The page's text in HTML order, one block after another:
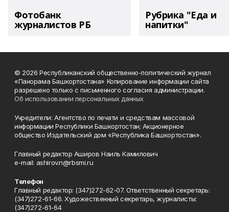
Фотобанк
журналистов РБ
Рубрика "Еда и
напитки"
© 2026 Республиканский общественно-политический журнал
«Панорама Башкортостана» Копирование информации сайта
разрешено только с письменного согласия администрации.
Об использовании персональных данных
Учредители: Агентство по печати и средствам массовой
информации Республики Башкортостан; Акционерное
общество Издательский дом «Республика Башкортостан».
Главный редактор Аширов Наиль Камилович
e-mail: ashirov.n@rbsmi.ru
Телефон
Главный редактор: (347)272-62-07. Ответственный секретарь:
(347)272-61-66. Художественный секретарь, журналисты:
(347)272-61-64